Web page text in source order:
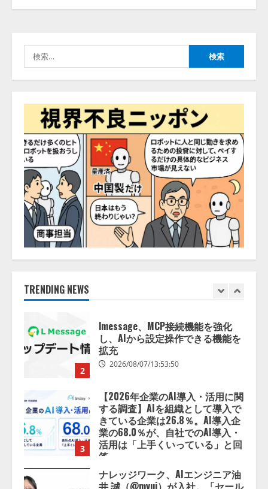
索:
TRENDING NEWS
ナレッジワーク、AIエンジニア油
の業界特化LLM」の開発とAI研究
5
「TinhVan Technologies JSC.」と業
務提携
2026/08/06/14:54:32
1
【開催報告】次世代AIプラットフ
ォーム「TAIZA」および新サービ
スに関する記者発表会を開催
2026/08/07/17:53:45
2
lmessage、MCP接続機能を強化
し、AIから設定操作できる機能を
3
【2026年企業のAI導入・活用に関
する調査】AIを組織として導入で
きている企業は26.8％。AI導入企
業の68.0％が、自社でのAI導入・
活用は「上手くいっている」と回
2026/08/07/13:53:50
4
ナレッジワーク、AIエンジニア油
井 誠（@myui）が入社。「セール
スAIエージェントOS」「営業領域
の業界特化LLM」の開発とAI研究
開発をリード
AI駆動開発の推進に向けて